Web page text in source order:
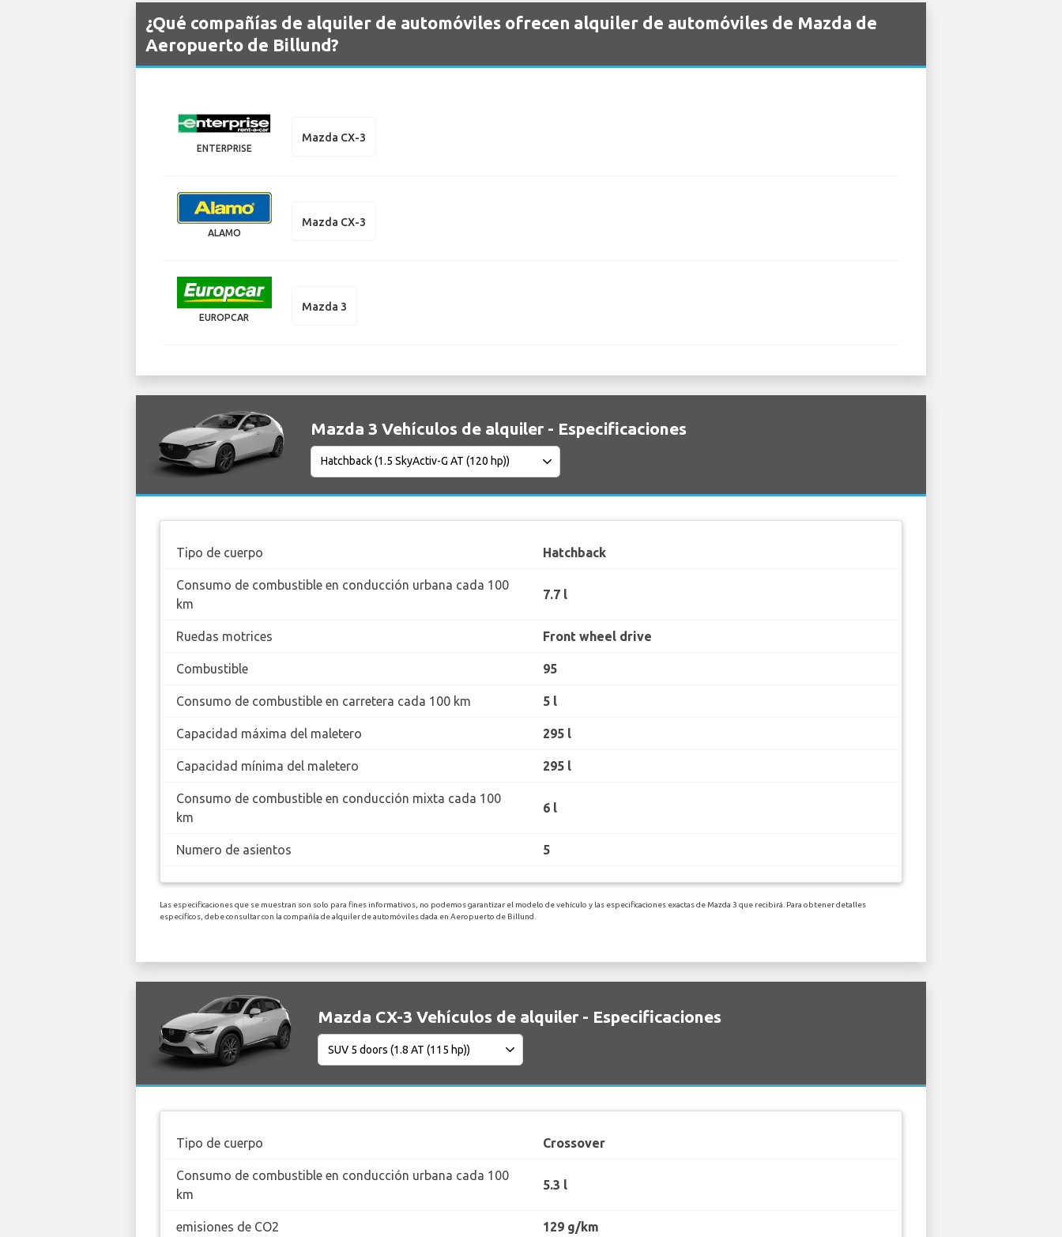
¿Qué compañías de alquiler de automóviles ofrecen alquiler de automóviles de Mazda de
Aeropuerto de Billund?
ENTERPRISE
Mazda CX-3
ALAMO
Mazda CX-3
EUROPCAR
Mazda 3
Mazda 3 Vehículos de alquiler - Especificaciones
Tipo de cuerpo Hatchback
Consumo de combustible en conducción urbana cada 100
km
7.7 l
Ruedas motrices Front wheel drive
Combustible 95
Consumo de combustible en carretera cada 100 km 5 l
Capacidad máxima del maletero 295 l
Capacidad mínima del maletero 295 l
Consumo de combustible en conducción mixta cada 100
km
6 l
Numero de asientos 5
Las especificaciones que se muestran son solo para fines informativos, no podemos garantizar el modelo de vehículo y las especificaciones exactas de Mazda 3 que recibirá. Para obtener detalles
específicos, debe consultar con la compañía de alquiler de automóviles dada en Aeropuerto de Billund.
Mazda CX-3 Vehículos de alquiler - Especificaciones
Tipo de cuerpo Crossover
Consumo de combustible en conducción urbana cada 100
km
5.3 l
emisiones de CO2 129 g/km